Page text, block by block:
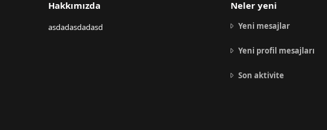
Hakkımızda
asdadasdadasd
Neler yeni
Yeni mesajlar
Yeni profil mesajları
Son aktivite